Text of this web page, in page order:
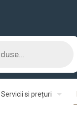
Servicii si prețuri